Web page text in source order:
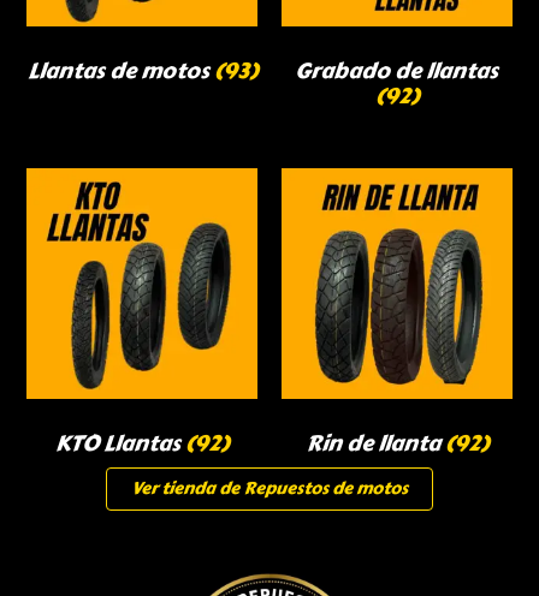
Llantas de motos(93) Grabado de llantas
(92)
KTO Llantas(92) Rin de llanta(92)
Ver tienda de Repuestos de motos